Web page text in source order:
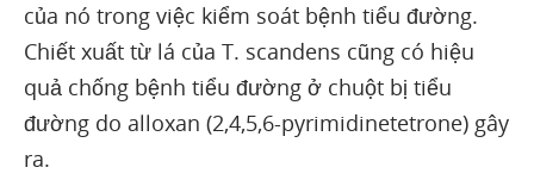
của nó trong việc kiểm soát bệnh tiểu đường.
Chiết xuất từ lá của T. scandens cũng có hiệu
quả chống bệnh tiểu đường ở chuột bị tiểu
đường do alloxan (2,4,5,6-pyrimidinetetrone) gây
ra.